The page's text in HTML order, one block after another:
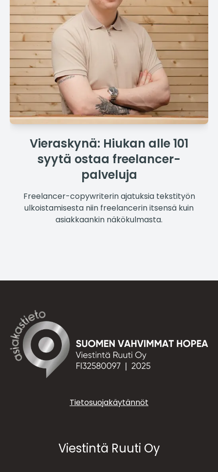
Vieraskynä: Hiukan alle 101
syytä ostaa freelancer-
palveluja
Freelancer-copywriterin ajatuksia tekstityön
ulkoistamisesta niin freelancerin itsensä kuin
asiakkaankin näkökulmasta.
Tietosuojakäytännöt
Viestintä Ruuti Oy